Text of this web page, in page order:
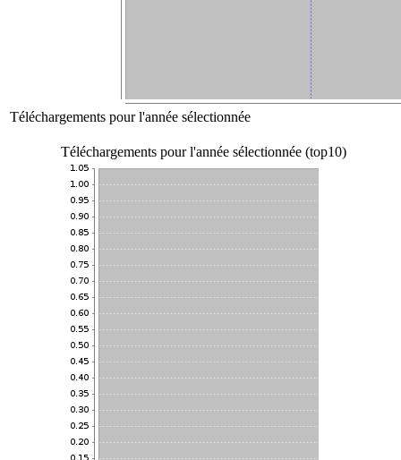
Téléchargements pour l'année sélectionnée
Téléchargements pour l'année sélectionnée (top10)